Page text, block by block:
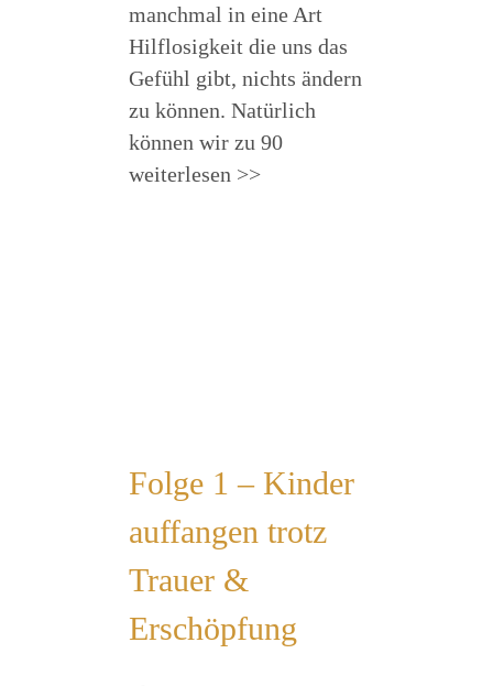
manchmal in eine Art
Hilflosigkeit die uns das
Gefühl gibt, nichts ändern
zu können. Natürlich
können wir zu 90
weiterlesen >>
Folge 1 – Kinder
auffangen trotz
Trauer &
Erschöpfung